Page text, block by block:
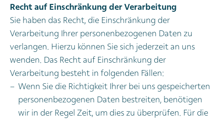
Recht auf Einschränkung der Verarbeitung
Sie haben das Recht, die Einschränkung der
Verarbeitung Ihrer personenbezogenen Daten zu
verlangen. Hierzu können Sie sich jederzeit an uns
wenden. Das Recht auf Einschränkung der
Verarbeitung besteht in folgenden Fällen:
Wenn Sie die Richtigkeit Ihrer bei uns gespeicherten
personenbezogenen Daten bestreiten, benötigen
wir in der Regel Zeit, um dies zu überprüfen. Für die